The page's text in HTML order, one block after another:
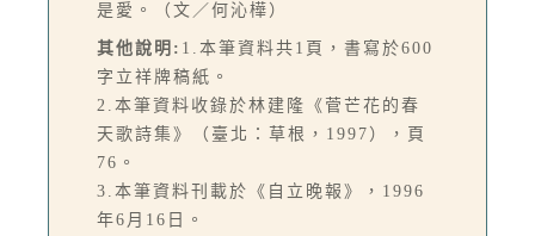
是愛。（文／何沁樺）
其他說明: 1.本筆資料共1頁，書寫於600
字立祥牌稿紙。
2.本筆資料收錄於林建隆《菅芒花的春
天歌詩集》（臺北：草根，1997），頁
76。
3.本筆資料刊載於《自立晚報》，1996
年6月16日。